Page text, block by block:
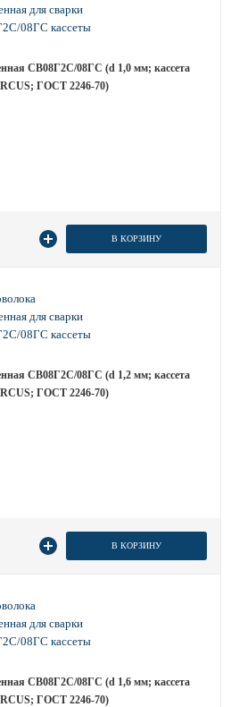
СВ08Г2С/08ГС (d 1,0 мм; кассета
ГОСТ 2246-70)
В КОРЗИНУ
СВ08Г2С/08ГС (d 1,2 мм; кассета
ГОСТ 2246-70)
В КОРЗИНУ
СВ08Г2С/08ГС (d 1,6 мм; кассета
ГОСТ 2246-70)